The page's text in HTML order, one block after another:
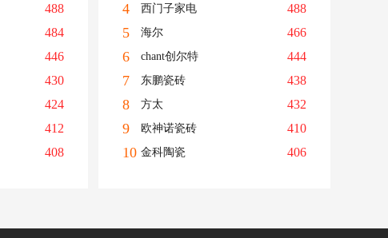
488
484
446
430
424
412
408
4 西门子家电 488
5 海尔 466
6 chant创尔特 444
7 东鹏瓷砖 438
8 方太 432
9 欧神诺瓷砖 410
10 金科陶瓷 406